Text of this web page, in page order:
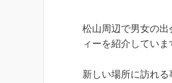
松山周辺で男女の
ィーを紹介していま
新しい場所に訪れ